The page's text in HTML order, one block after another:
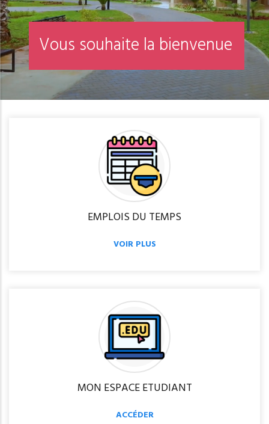
Vous souhaite la bienvenue
EMPLOIS DU TEMPS
VOIR PLUS
MON ESPACE ETUDIANT
ACCÉDER